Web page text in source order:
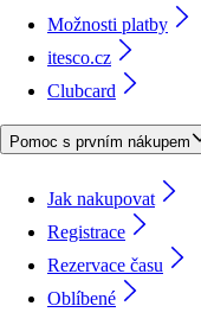
Možnosti platby
itesco.cz
Clubcard
Pomoc s prvním nákupem
Jak nakupovat
Registrace
Rezervace času
Oblíbené